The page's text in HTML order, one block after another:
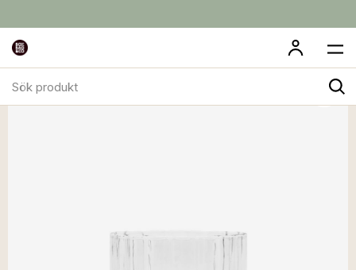
produkt